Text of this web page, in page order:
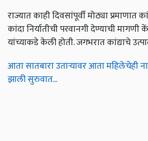
राज्यात काही दिवसांपूर्वी मोठ्या प्रमाणात
कांदा निर्यातीची परवानगी देण्याची मागणी
यांच्याकडे केली होती. जगभरात कांद्याचे
आता सातबारा उताऱ्यावर आता महिलेचेही
झाली सुरुवात...